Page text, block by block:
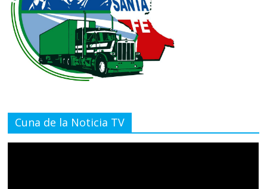
Cuna de la Noticia TV